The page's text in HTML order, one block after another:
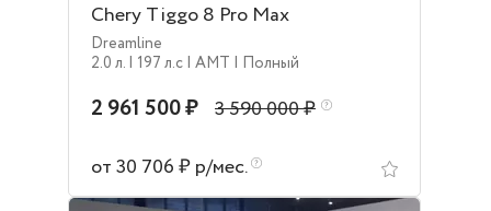
Chery Tiggo 8 Pro Max
Dreamline
2.0 л. | 197 л.c | AMT | Полный
2 961 500 ₽ 3 590 000 ₽
от 30 706 ₽ р/мес.